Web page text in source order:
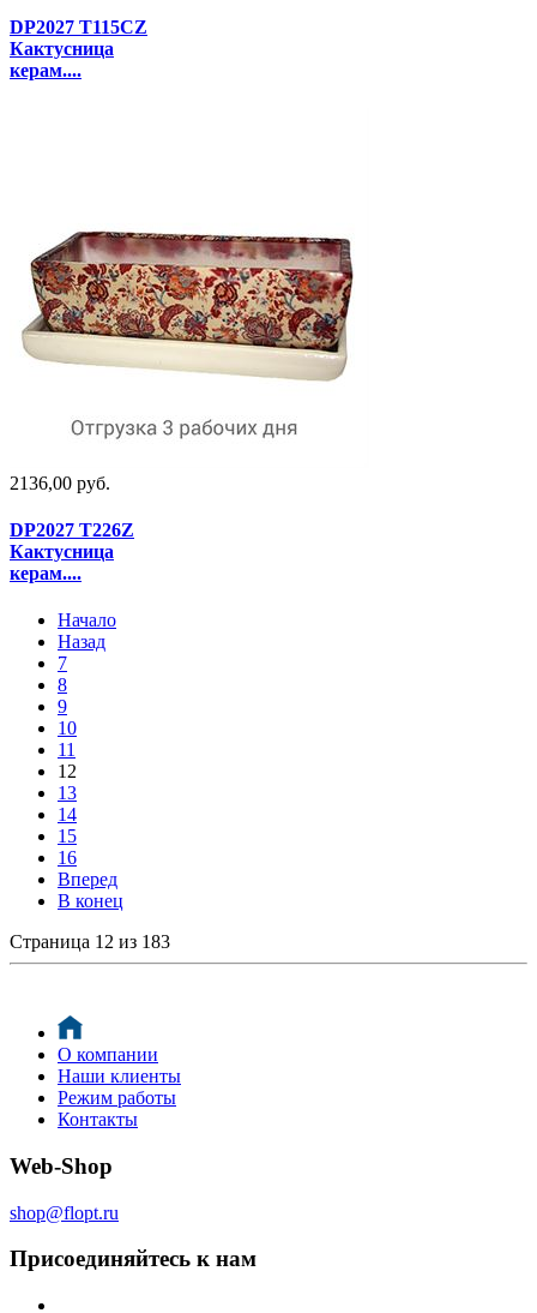
DP2027 T115CZ
Кактусница
керам....
2136,00 руб.
DP2027 T226Z
Кактусница
керам....
Начало
Назад
7
8
9
10
11
12
13
14
15
16
Вперед
В конец
Страница 12 из 183
О компании
Наши клиенты
Режим работы
Контакты
Web-Shop
shop@flopt.ru
Присоединяйтесь к нам